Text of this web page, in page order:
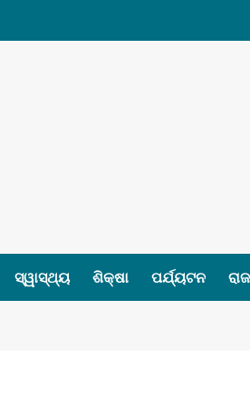
ସ୍ୱାସ୍ଥ୍ୟ ଶିକ୍ଷା ପର୍ଯ୍ୟଟନ